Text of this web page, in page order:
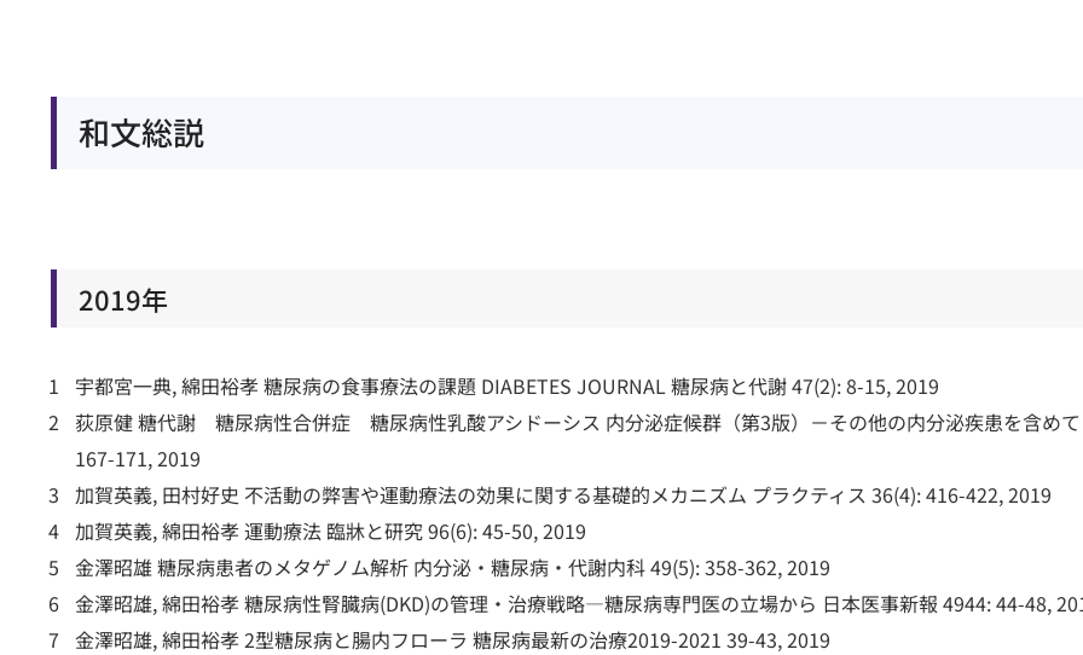
和文総説
2019年
宇都宮一典, 綿田裕孝 糖尿病の食事療法の課題 DIABETES JOURNAL 糖尿病と代謝 47(2): 8-15, 2019
荻原健 糖代謝 糖尿病性合併症 糖尿病性乳酸アシドーシス 内分泌症候群（第3版）－その他の内分泌疾患を含めて
167-171, 2019
加賀英義, 田村好史 不活動の弊害や運動療法の効果に関する基礎的メカニズム プラクティス 36(4): 416-422, 2019
加賀英義, 綿田裕孝 運動療法 臨牀と研究 96(6): 45-50, 2019
金澤昭雄 糖尿病患者のメタゲノム解析 内分泌・糖尿病・代謝内科 49(5): 358-362, 2019
金澤昭雄, 綿田裕孝 糖尿病性腎臓病(DKD)の管理・治療戦略―糖尿病専門医の立場から 日本医事新報 4944: 44-48,
金澤昭雄, 綿田裕孝 2型糖尿病と腸内フローラ 糖尿病最新の治療2019-2021 39-43, 2019